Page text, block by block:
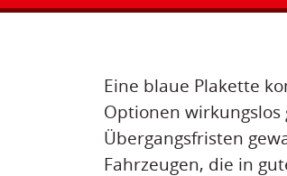
Eine blaue Plakette
Optionen
Übergangsfristen
Fahrzeugen, die in